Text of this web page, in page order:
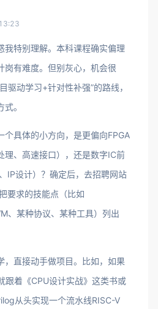
我特别理解。本科课程确实偏理
岗有难度。但别灰心，机会很
驱动学习+针对性补强”的路线，
。
个具体的小方向，是更偏向FPGA
理、高速接口），还是数字IC前
IP设计）？确定后，去招聘网站
要求的技能点（比如
、某种协议、某种工具）列出
，直接动手做项目。比如，如果
跟着《CPU设计实战》这类书或
从头实现一个流水线RISC-V